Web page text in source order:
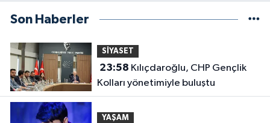
Son Haberler
SİYASET
23:58
Kolları yönetimiyle buluştu
YAŞAM